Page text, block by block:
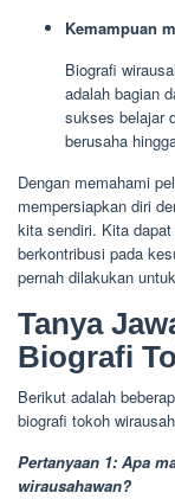
Kemampuan
Biografi
adalah bagian
sukses belajar
berusaha
Dengan memahami
mempersiapkan diri
kita sendiri. Kita
berkontribusi pada
pernah dilakukan
Tanya
Biografi
Berikut adalah
biografi tokoh
Pertanyaan 1: Apa
wirausahawan?